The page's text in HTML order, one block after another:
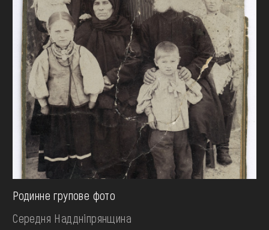
Родинне групове фото
Середня Наддніпрянщина